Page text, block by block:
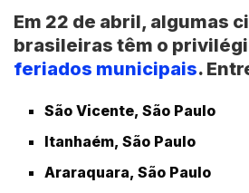
Em 22 de abril, algumas
brasileiras têm o
feriados municipais.
São Vicente, São Paulo
Itanhaém, São Paulo
Araraquara, São Paulo